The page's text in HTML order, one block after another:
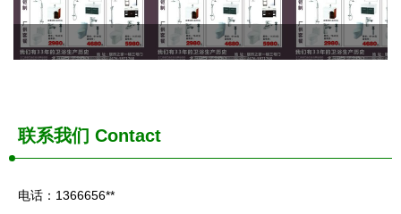
联系我们 Contact
电话：1366656**